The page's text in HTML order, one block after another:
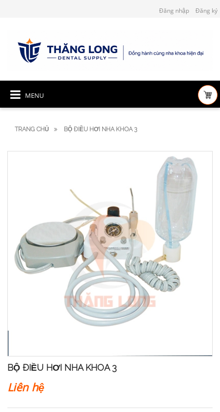
Đăng nhập Đăng ký
MENU
TRANG CHỦ BỘ ĐIỀU HƠI NHA KHOA 3
BỘ ĐIỀU HƠI NHA KHOA 3
Liên hệ